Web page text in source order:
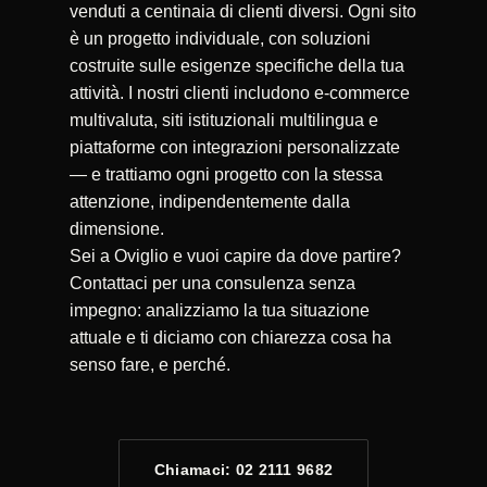
venduti a centinaia di clienti diversi. Ogni sito
è un progetto individuale, con soluzioni
costruite sulle esigenze specifiche della tua
attività. I nostri clienti includono e-commerce
multivaluta, siti istituzionali multilingua e
piattaforme con integrazioni personalizzate
— e trattiamo ogni progetto con la stessa
attenzione, indipendentemente dalla
dimensione.
Sei a Oviglio e vuoi capire da dove partire?
Contattaci per una consulenza senza
impegno: analizziamo la tua situazione
attuale e ti diciamo con chiarezza cosa ha
senso fare, e perché.
Chiamaci: 02 2111 9682